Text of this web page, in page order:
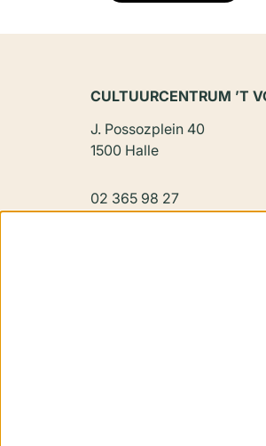
CULTUURCENTRUM ’T
J. Possozplein 40
1500 Halle
02 365 98 27